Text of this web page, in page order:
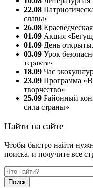
22.08
славы»
26.08
01.09 Акция
01.09 День
03.09 Урок
теракта»
18.09 Час
23.09 Программа
творчество»
25.09 Районный
сила страны»
Найти на сайте
Чтобы быстро найти
поиска, и получите все
Поиск